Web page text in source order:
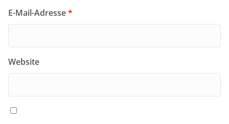
E-Mail-Adresse*
Website